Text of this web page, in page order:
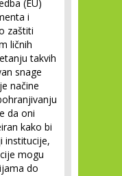
(EU)
i
zaštiti
ličnih
takvih
snage
načine
da oni
kako bi
institucije,
mogu
do